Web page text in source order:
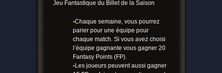
Jeu Fantastique du Billet de la Saison
•Chaque semaine, vous pourrez
parier pour une équipe pour
chaque match. Si vous avez choisi
l’équipe gagnante vous gagner 20
Fantasy Points (FP).
•Les joueurs peuvent aussi gagner